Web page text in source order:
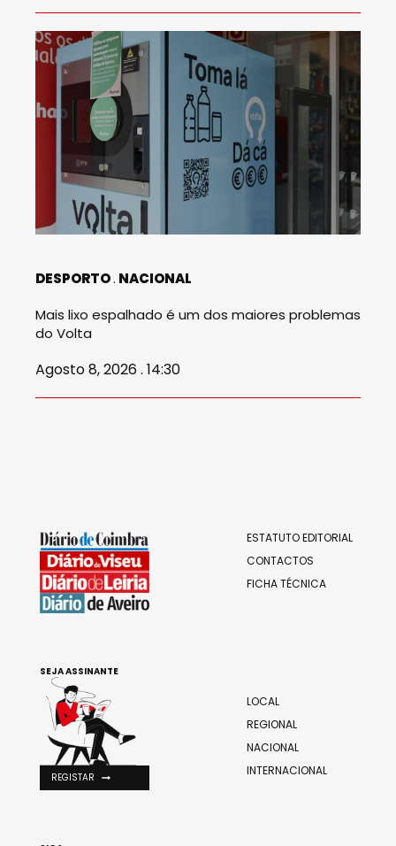
DESPORTO NACIONAL
Mais lixo espalhado é um dos maiores problemas
do Volta
Agosto 8, 2026 . 14:30
ESTATUTO EDITORIAL
CONTACTOS
FICHA TÉCNICA
LOCAL
REGIONAL
NACIONAL
INTERNACIONAL
SEJA ASSINANTE
REGISTAR